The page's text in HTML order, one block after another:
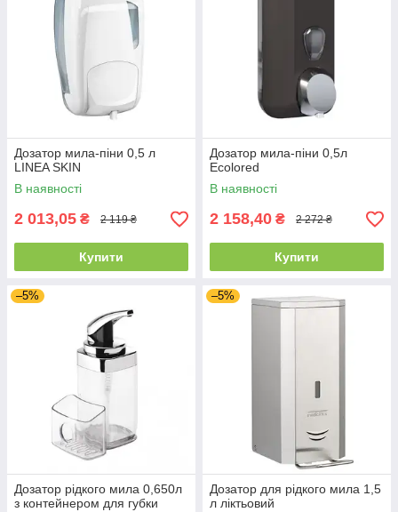
Дозатор мила-піни 0,5 л
LINEA SKIN
В наявності
2 013,05 ₴ 2 119 ₴
Купити
Дозатор мила-піни 0,5л
Ecolored
В наявності
2 158,40 ₴ 2 272 ₴
Купити
–5%
Дозатор рідкого мила 0,650л
з контейнером для губки
–5%
Дозатор для рідкого мила 1,5
л ліктьовий